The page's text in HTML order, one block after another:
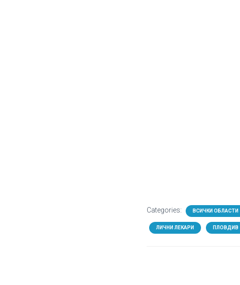
Categories: ВСИЧКИ ОБЛАСТИ
ЛИЧНИ ЛЕКАРИ ПЛОВДИВ